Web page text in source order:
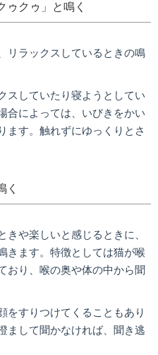
クゥ」と鳴く
リラックスしているときの鳴
スしていたり寝ようとしてい
合によっては、いびきをかい
ます。触れずにゆっくりとさ
く
きや楽しいと感じるときに、
きます。特徴としては猫が喉
おり、喉の奥や体の中から聞
をすりつけてくることもあり
まして聞かなければ、聞き逃